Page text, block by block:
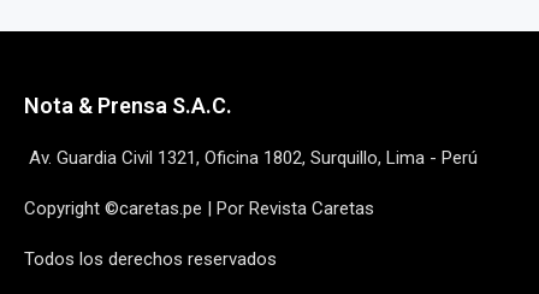
Nota & Prensa S.A.C.
Av. Guardia Civil 1321, Oficina 1802, Surquillo, Lima - Perú
Copyright ©caretas.pe | Por Revista Caretas
Todos los derechos reservados